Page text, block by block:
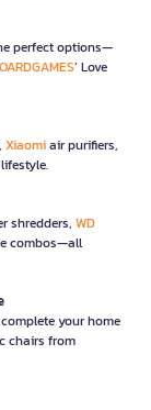
perfect options—
’ Love
Xiaomiair purifiers,
shredders, WD
combos—all
your home
chairs from